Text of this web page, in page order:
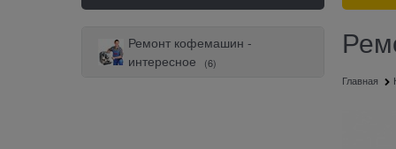
Ремонт кофемашин -
интересное
(6)
Главная